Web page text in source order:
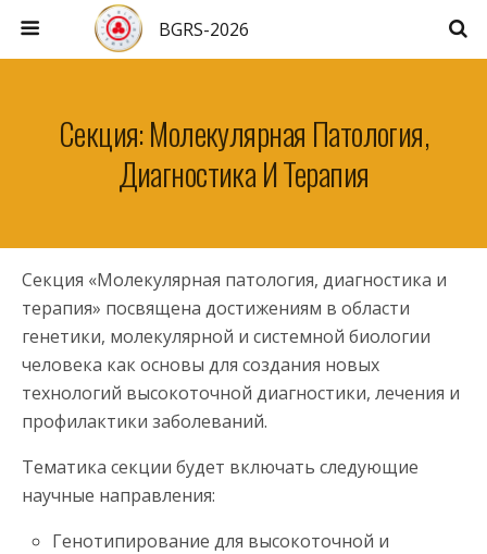
BGRS-2026
Секция: Молекулярная Патология,
Диагностика И Терапия
Секция «Молекулярная патология, диагностика и
терапия» посвящена достижениям в области
генетики, молекулярной и системной биологии
человека как основы для создания новых
технологий высокоточной диагностики, лечения и
профилактики заболеваний.
Тематика секции будет включать следующие
научные направления:
Генотипирование для высокоточной и